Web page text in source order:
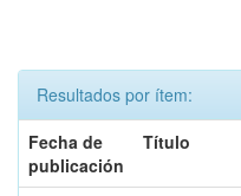
Resultados por ítem:
Fecha de
publicación
Título